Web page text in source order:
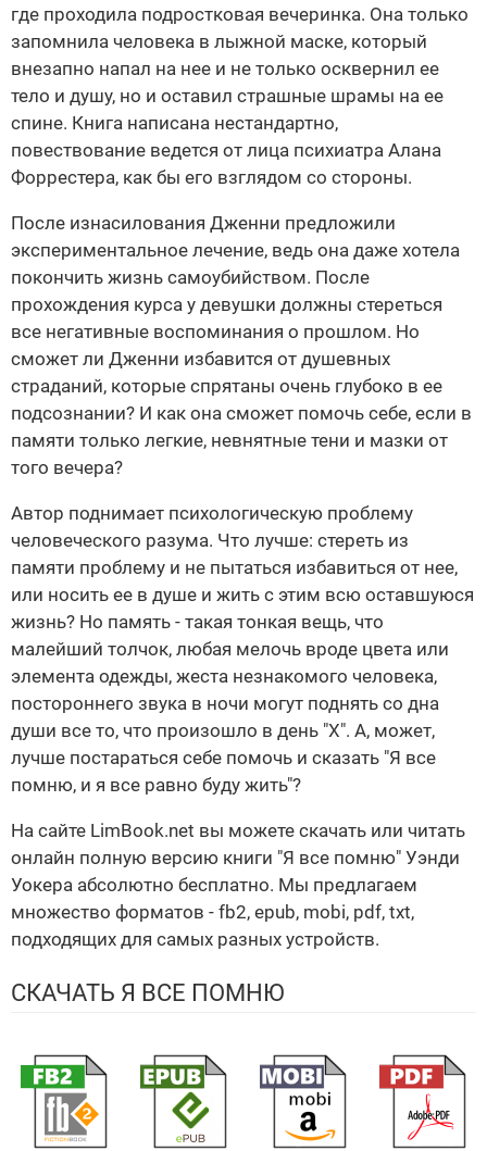
где проходила подростковая вечеринка. Она только
запомнила человека в лыжной маске, который
внезапно напал на нее и не только осквернил ее
тело и душу, но и оставил страшные шрамы на ее
спине. Книга написана нестандартно,
повествование ведется от лица психиатра Алана
Форрестера, как бы его взглядом со стороны.
После изнасилования Дженни предложили
экспериментальное лечение, ведь она даже хотела
покончить жизнь самоубийством. После
прохождения курса у девушки должны стереться
все негативные воспоминания о прошлом. Но
сможет ли Дженни избавится от душевных
страданий, которые спрятаны очень глубоко в ее
подсознании? И как она сможет помочь себе, если в
памяти только легкие, невнятные тени и мазки от
того вечера?
Автор поднимает психологическую проблему
человеческого разума. Что лучше: стереть из
памяти проблему и не пытаться избавиться от нее,
или носить ее в душе и жить с этим всю оставшуюся
жизнь? Но память - такая тонкая вещь, что
малейший толчок, любая мелочь вроде цвета или
элемента одежды, жеста незнакомого человека,
постороннего звука в ночи могут поднять со дна
души все то, что произошло в день "Х". А, может,
лучше постараться себе помочь и сказать "Я все
помню, и я все равно буду жить"?
На сайте LimBook.net вы можете скачать или читать
онлайн полную версию книги "Я все помню" Уэнди
Уокера абсолютно бесплатно. Мы предлагаем
множество форматов - fb2, epub, mobi, pdf, txt,
подходящих для самых разных устройств.
СКАЧАТЬ Я ВСЕ ПОМНЮ